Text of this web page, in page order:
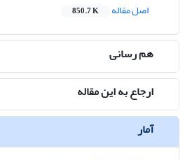
اصل مقاله
850.7 K
هم رسانی
ارجاع به این مقاله
آمار